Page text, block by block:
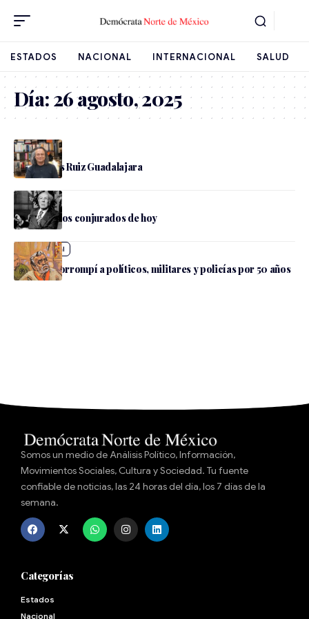
ESTADOS NACIONAL INTERNACIONAL SALUD
Día:26 agosto, 2025
Juan Carlos Ruiz Guadalajara
Cultura
Borges y Los conjurados de hoy
Internacional
El Mayo: corrompí a políticos, militares y policías por 50 años
Somos un medio de Análisis Político, Información,
Movimientos Sociales, Cultura y Sociedad. Tu fuente
confiable de noticias, las 24 horas del día, los 7 días de la
semana.
Categorías
Estados
Nacional